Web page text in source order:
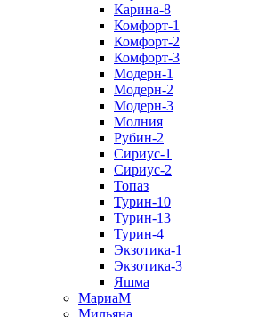
Карина-8
Комфорт-1
Комфорт-2
Комфорт-3
Модерн-1
Модерн-2
Модерн-3
Молния
Рубин-2
Сириус-1
Сириус-2
Топаз
Турин-10
Турин-13
Турин-4
Экзотика-1
Экзотика-3
Яшма
МариаМ
Мильяна